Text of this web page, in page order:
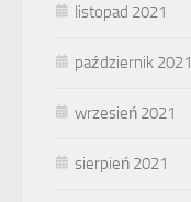
listopad 2021
październik 2021
wrzesień 2021
sierpień 2021